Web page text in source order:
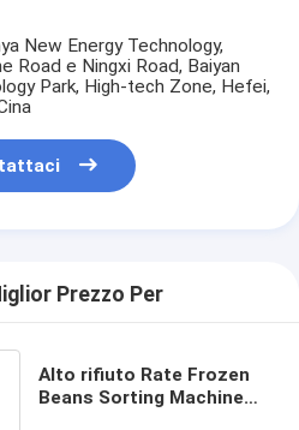
New Energy Technology,
Road e Ningxi Road, Baiyan
Park, High-tech Zone, Hefei,
Prezzo Per
Alto rifiuto Rate Frozen
Beans Sorting Machine